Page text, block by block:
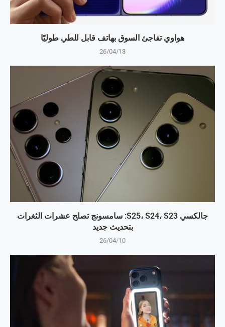
هواوي تفاجئ السوق بهاتف قابل للطي طوليًا
26/04/13
جالكسي S25، S24، S23: سامسونج تصلح عشرات الثغرات
بتحديث جديد
26/04/10